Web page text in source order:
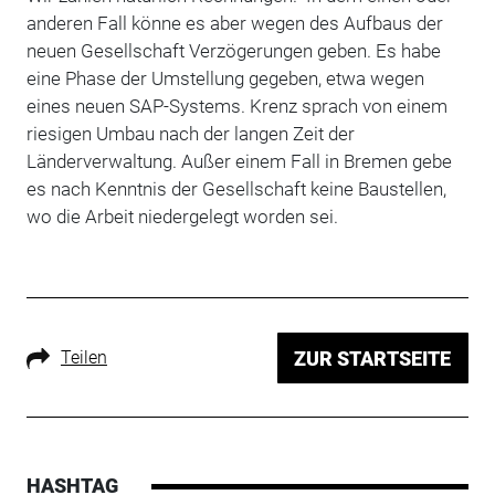
anderen Fall könne es aber wegen des Aufbaus der
neuen Gesellschaft Verzögerungen geben. Es habe
eine Phase der Umstellung gegeben, etwa wegen
eines neuen SAP-Systems. Krenz sprach von einem
riesigen Umbau nach der langen Zeit der
Länderverwaltung. Außer einem Fall in Bremen gebe
es nach Kenntnis der Gesellschaft keine Baustellen,
wo die Arbeit niedergelegt worden sei.
Teilen ZUR STARTSEITE
HASHTAG